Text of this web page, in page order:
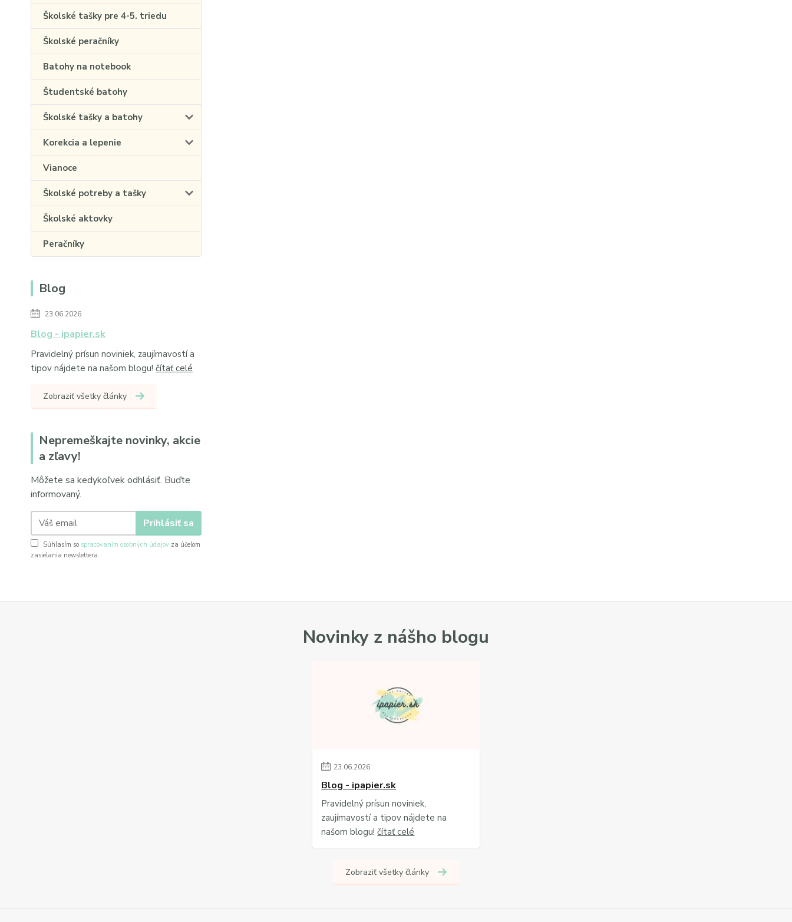
Školské tašky pre 4-5. triedu
Školské peračníky
Batohy na notebook
Študentské batohy
Školské tašky a batohy
Korekcia a lepenie
Vianoce
Školské potreby a tašky
Školské aktovky
Peračníky
Blog
23.06.2026
Blog - ipapier.sk
Pravidelný prísun noviniek, zaujímavostí a
tipov nájdete na našom blogu! čítať celé
Zobraziť všetky články
Nepremeškajte novinky, akcie
a zľavy!
Môžete sa kedykoľvek odhlásiť. Buďte
informovaný.
Prihlásiť sa
Súhlasím so spracovaním osobných údajov za účelom
zasielania newslettera.
Novinky z nášho blogu
23.06.2026
Blog - ipapier.sk
Pravidelný prísun noviniek,
zaujímavostí a tipov nájdete na
našom blogu!čítať celé
Zobraziť všetky články